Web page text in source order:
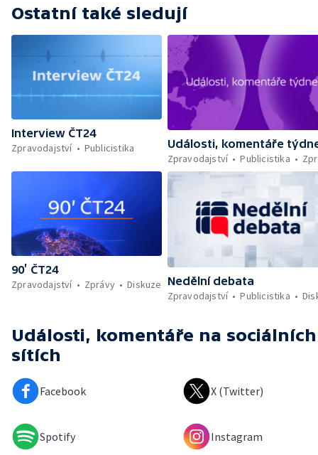
Ostatní také sledují
Interview ČT24
Zpravodajství
Publicistika
Události, komentáře
Zpravodajství
Publicistika
90’ ČT24
Zpravodajství
Zprávy Diskuze
Nedělní debata
Zpravodajství
Publicistika
Události, komentáře na sociálních
sítích
Facebook X (Twitter)
Spotify Instagram